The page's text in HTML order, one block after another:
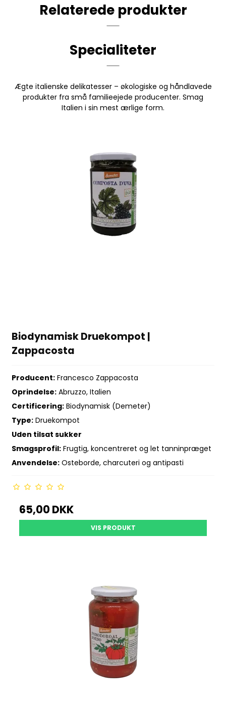
Relaterede produkter
Specialiteter
Ægte italienske delikatesser – økologiske og håndlavede
produkter fra små familieejede producenter. Smag
Italien i sin mest ærlige form.
Biodynamisk Druekompot |
Zappacosta
Producent: Francesco Zappacosta
Oprindelse: Abruzzo, Italien
Certificering: Biodynamisk (Demeter)
Type: Druekompot
Uden tilsat sukker
Smagsprofil: Frugtig, koncentreret og let tanninpræget
Anvendelse: Osteborde, charcuteri og antipasti
65,00 DKK
VIS PRODUKT